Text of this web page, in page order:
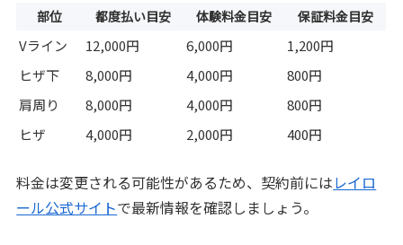
部位 都度払い目安 体験料金目安 保証料金目安
Vライン 12,000円 6,000円
1,200円
ヒザ下
8,000円 4,000円
800円
肩周り
8,000円 4,000円
800円
ヒザ
4,000円 2,000円 400円
料金は変更される可能性があるため、契約前にはレイロ
ール公式サイトで最新情報を確認しましょう。